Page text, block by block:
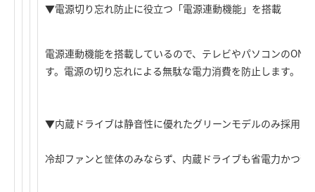
▼電源切り忘れ防止に役立つ「電源連動機能」を搭載
電源連動機能を搭載しているので、テレビやパソコンのON/
す。電源の切り忘れによる無駄な電力消費を防止します。
▼内蔵ドライブは静音性に優れたグリーンモデルのみ採用
冷却ファンと筐体のみならず、内蔵ドライブも省電力かつ